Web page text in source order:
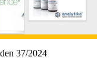
37/2024